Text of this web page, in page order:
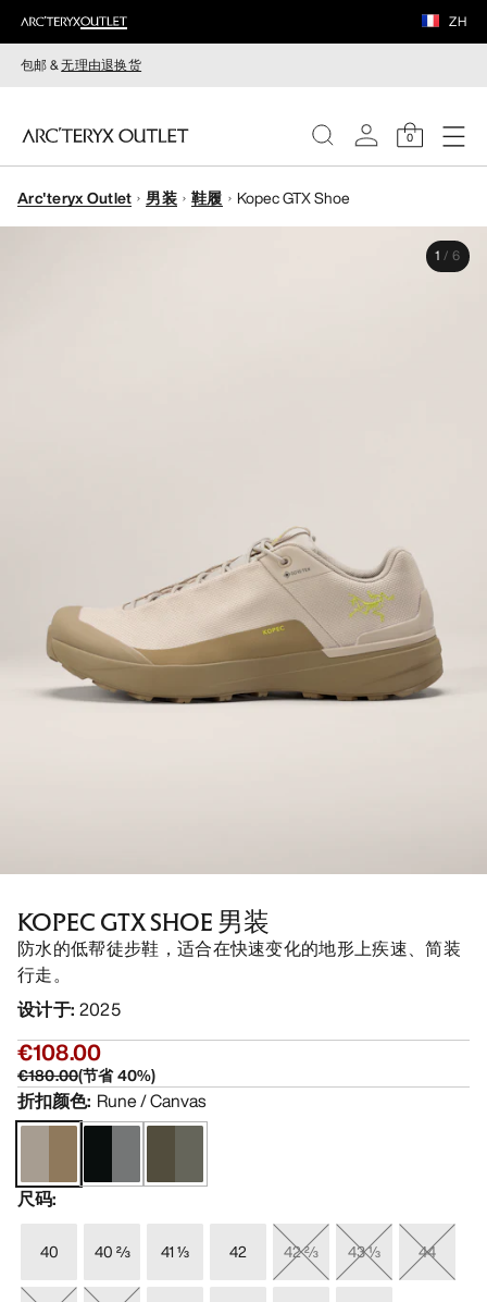
ZH
包邮 &无理由退换货
0
女装
Arc'teryx Outlet 男装 鞋履 Kopec GTX Shoe
1 / 6
KOPEC GTX SHOE 男装
防水的低帮徒步鞋，适合在快速变化的地形上疾速、简装
行走。
设计于: 2025
€108.00
€180.00(节省40%)
折扣颜色: Rune / Canvas
尺码:
40 40 ⅔ 41 ⅓ 42 42 ⅔ 43 ⅓ 44